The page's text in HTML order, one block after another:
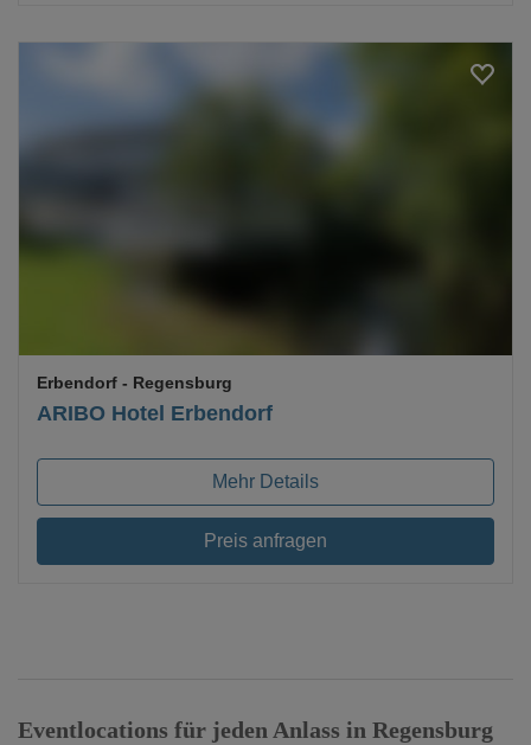
ARIBO Hotel Erbendorf
Erbendorf - Regensburg
Mehr Details
Preis anfragen
Eventlocations für jeden Anlass in Regensburg